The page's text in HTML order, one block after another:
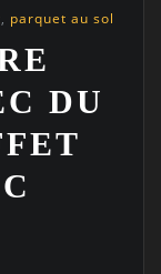
, parquet au sol
DU